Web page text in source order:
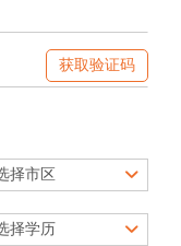
获取验证码